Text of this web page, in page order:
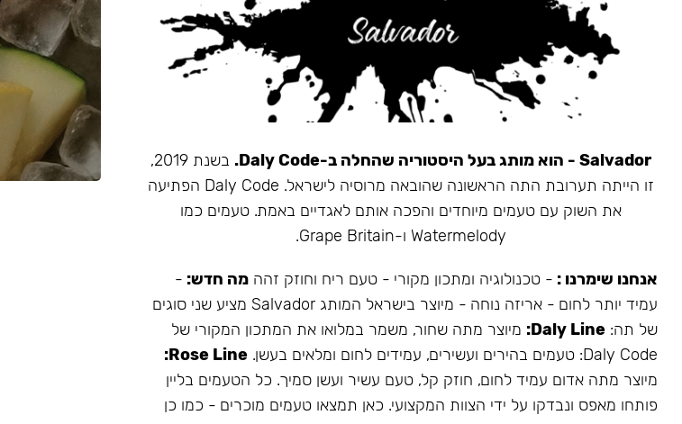
Salvador - הוא מותג בעל היסטוריה שהחלה ב-Daly Code.
בשנת 2019,
זו הייתה תערובת התה הראשונה שהובאה מרוסיה לישראל. Daly Code הפתיעה
את השוק עם טעמים מיוחדים והפכה אותם לאגדיים באמת. טעמים כמו
Watermelody ו-Grape Britain.
אנחנו שימרנו : - טכנולוגיה ומתכון מקורי - טעם ריח וחוזק זהה מה חדש: -
עמיד יותר לחום - אריזה נוחה - מיוצר בישראל המותג Salvador מציע שני סוגים
של תה: Daly Line: מיוצר מתה שחור, משמר במלואו את המתכון המקורי של
Daly Code: טעמים בהירים ועשירים, עמידים לחום ומלאים בעשן.
Rose Line:
מיוצר מתה אדום עמיד לחום, חוזק קל, טעם עשיר ועשן סמיך. כל הטעמים בליין
פותחו מאפס ונבדקו על ידי הצוות המקצועי. כאן תמצאו טעמים מוכרים - כמו כן